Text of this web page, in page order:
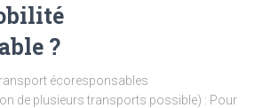
?
écoresponsables
de plusieurs transports possible) : Pour